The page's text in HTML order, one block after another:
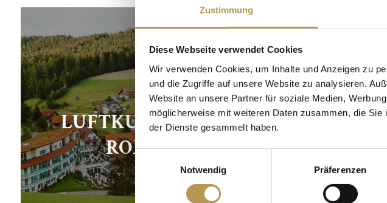
Zustimmung
Diese Webseite verwendet Cookies
Wir verwenden Cookies, um Inhalte und Anzeigen zu
und die Zugriffe auf unsere Website zu analysieren.
Website an unsere Partner für soziale Medien,
möglicherweise mit weiteren Daten zusammen, die
der Dienste gesammelt haben.
Einwilligungsauswahl
Notwendig
Präferenzen
LUFTKURORT ST.
ROMAN